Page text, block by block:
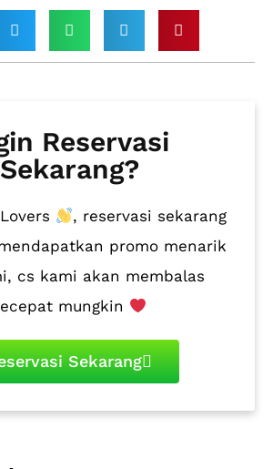
Reservasi
Sekarang?
, reservasi sekarang
promo menarik
cs kami akan membalas
mungkin
Sekarang